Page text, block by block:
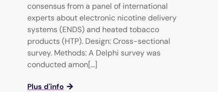
consensus from a panel of international
experts about electronic nicotine delivery
systems (ENDS) and heated tobacco
products (HTP). Design: Cross-sectional
survey. Methods: A Delphi survey was
conducted amon[...]
Plus d'info